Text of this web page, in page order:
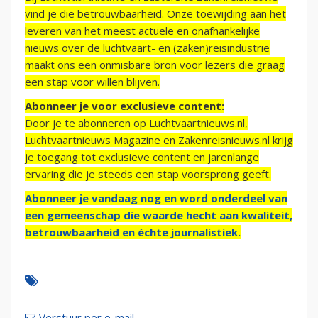
vind je die betrouwbaarheid. Onze toewijding aan het
leveren van het meest actuele en onafhankelijke
nieuws over de luchtvaart- en (zaken)reisindustrie
maakt ons een onmisbare bron voor lezers die graag
een stap voor willen blijven.
Abonneer je voor exclusieve content:
Door je te abonneren op Luchtvaartnieuws.nl,
Luchtvaartnieuws Magazine en Zakenreisnieuws.nl krijg
je toegang tot exclusieve content en jarenlange
ervaring die je steeds een stap voorsprong geeft.
Abonneer je vandaag nog en word onderdeel van
een gemeenschap die waarde hecht aan kwaliteit,
betrouwbaarheid en échte journalistiek.